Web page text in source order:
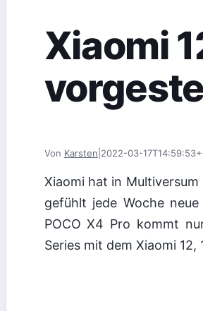
Xiaomi
Von Karsten 2022-03-
Xiaomi hat in
gefühlt jede Woche
POCO X4 Pro kommt
Series mit dem Xiaomi 12,